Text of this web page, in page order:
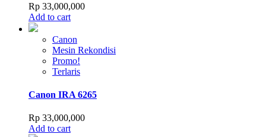
Rp 33,000,000
Add to cart
Canon
Mesin Rekondisi
Promo!
Terlaris
Canon IRA 6265
Rp 33,000,000
Add to cart